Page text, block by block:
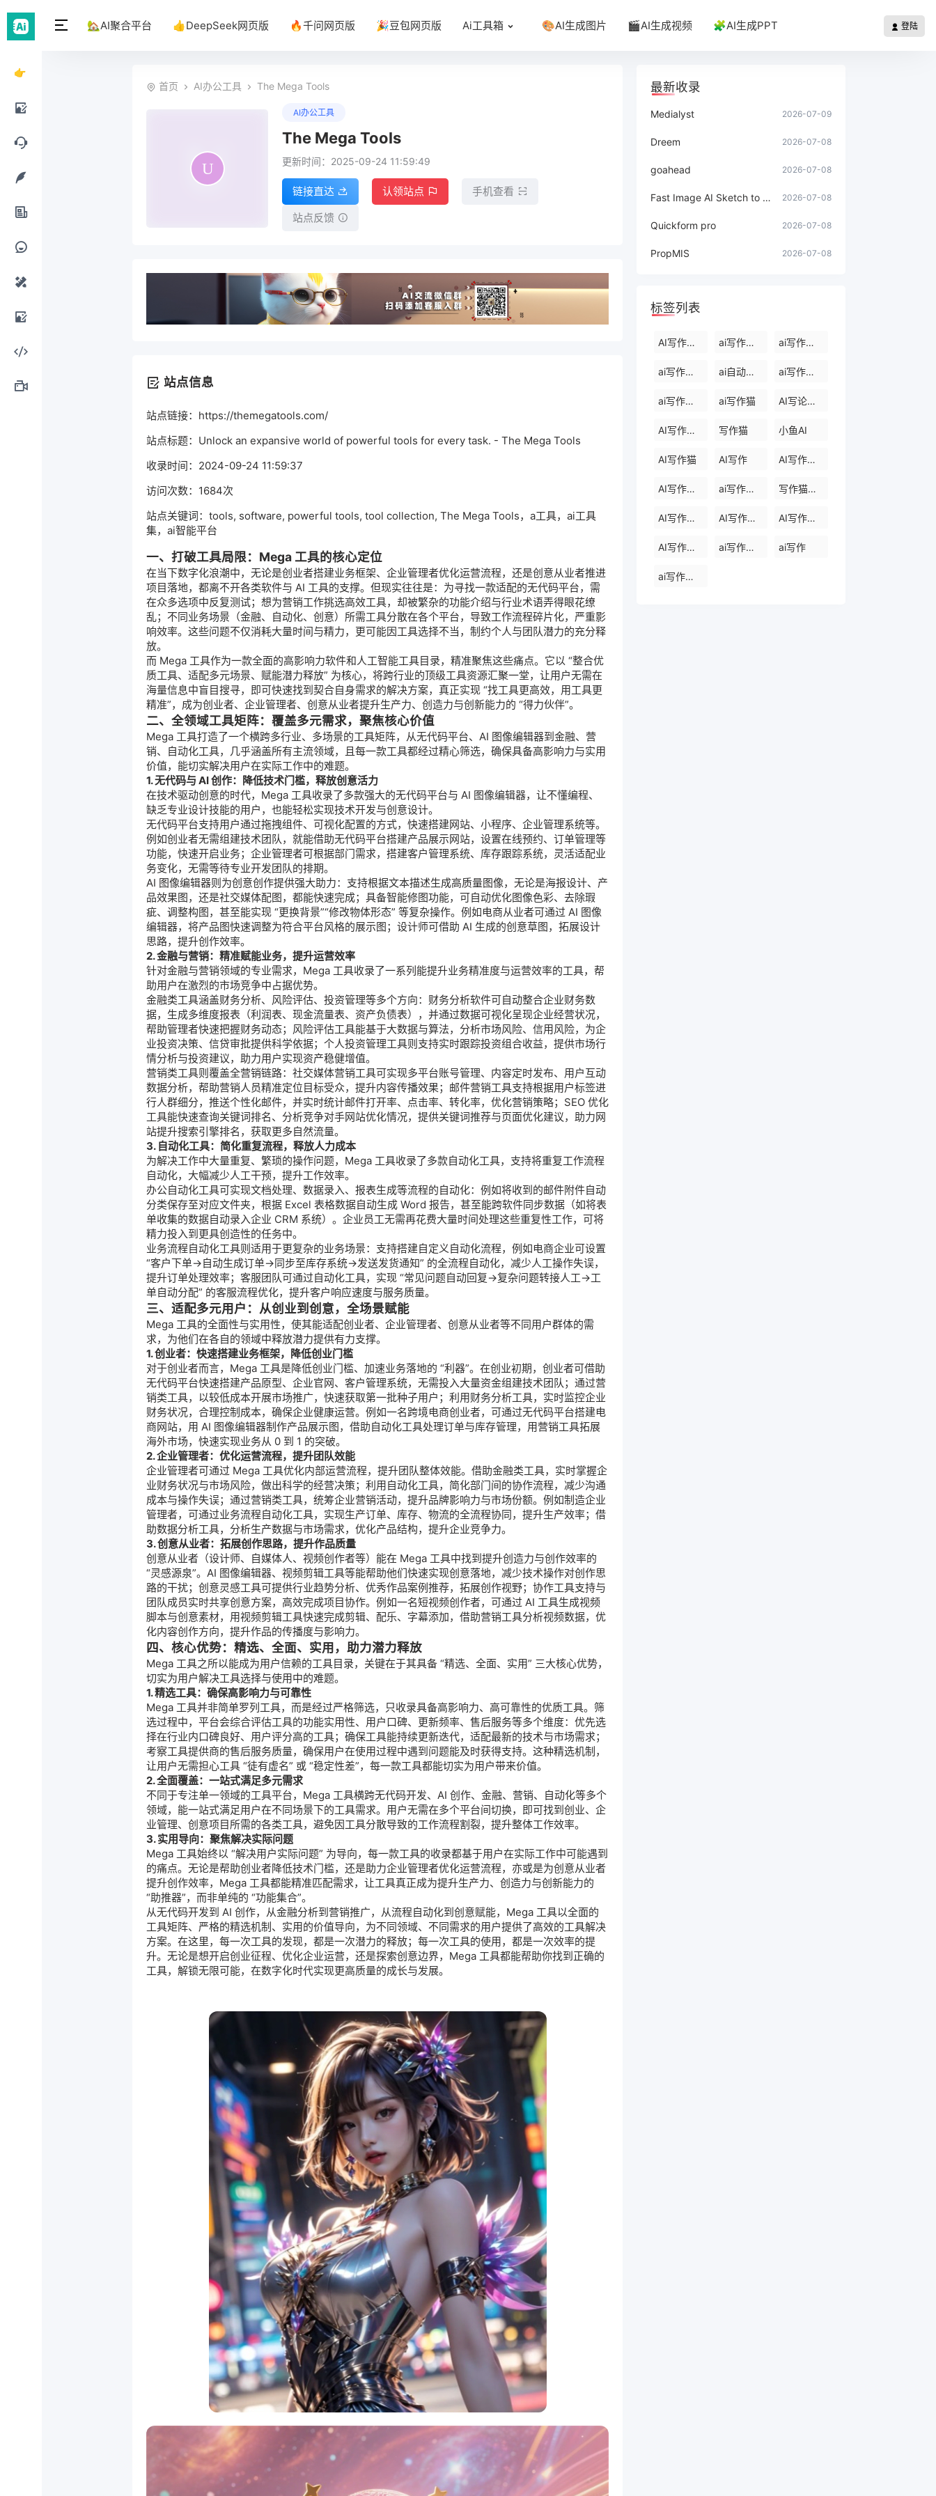
👉
DeepSeek
AI绘
AI聊
AI写
AI办
AI提
AI设
AI图
AI编
🏡AI聚合平台 👍DeepSeek网页版 🔥千问网页版 🎉豆包网页版 Ai工具箱 🎨AI生成图片 🎬AI生成视频 🧩AI生成PPT 登陆
首页 AI办公工具 The Mega Tools
AI办公工具
The Mega Tools
更新时间：2025-09-24 11:59:49
链接直达 认领站点
手机查看
站点反馈
站点信息
站点链接：https://themegatools.com/
站点标题：Unlock an expansive world of powerful tools for every task. - The Mega Tools
收录时间：2024-09-24 11:59:37
访问次数：1684次
站点关键词：tools, software, powerful tools, tool collection, The Mega Tools，a工具，ai工具
集，ai智能平台
一、打破工具局限：Mega 工具的核心定位
在当下数字化浪潮中，无论是创业者搭建业务框架、企业管理者优化运营流程，还是创意从业者推进
项目落地，都离不开各类软件与 AI 工具的支撑。但现实往往是：为寻找一款适配的无代码平台，需
在众多选项中反复测试；想为营销工作挑选高效工具，却被繁杂的功能介绍与行业术语弄得眼花缭
乱；不同业务场景（金融、自动化、创意）所需工具分散在各个平台，导致工作流程碎片化，严重影
响效率。这些问题不仅消耗大量时间与精力，更可能因工具选择不当，制约个人与团队潜力的充分释
放。
而 Mega 工具作为一款全面的高影响力软件和人工智能工具目录，精准聚焦这些痛点。它以 “整合优
质工具、适配多元场景、赋能潜力释放” 为核心，将跨行业的顶级工具资源汇聚一堂，让用户无需在
海量信息中盲目搜寻，即可快速找到契合自身需求的解决方案，真正实现 “找工具更高效，用工具更
精准”，成为创业者、企业管理者、创意从业者提升生产力、创造力与创新能力的 “得力伙伴”。
二、全领域工具矩阵：覆盖多元需求，聚焦核心价值
Mega 工具打造了一个横跨多行业、多场景的工具矩阵，从无代码平台、AI 图像编辑器到金融、营
销、自动化工具，几乎涵盖所有主流领域，且每一款工具都经过精心筛选，确保具备高影响力与实用
价值，能切实解决用户在实际工作中的难题。
1. 无代码与 AI 创作：降低技术门槛，释放创意活力
在技术驱动创意的时代，Mega 工具收录了多款强大的无代码平台与 AI 图像编辑器，让不懂编程、
缺乏专业设计技能的用户，也能轻松实现技术开发与创意设计。
无代码平台支持用户通过拖拽组件、可视化配置的方式，快速搭建网站、小程序、企业管理系统等。
例如创业者无需组建技术团队，就能借助无代码平台搭建产品展示网站，设置在线预约、订单管理等
功能，快速开启业务；企业管理者可根据部门需求，搭建客户管理系统、库存跟踪系统，灵活适配业
务变化，无需等待专业开发团队的排期。
AI 图像编辑器则为创意创作提供强大助力：支持根据文本描述生成高质量图像，无论是海报设计、产
品效果图，还是社交媒体配图，都能快速完成；具备智能修图功能，可自动优化图像色彩、去除瑕
疵、调整构图，甚至能实现 “更换背景”“修改物体形态” 等复杂操作。例如电商从业者可通过 AI 图像
编辑器，将产品图快速调整为符合平台风格的展示图；设计师可借助 AI 生成的创意草图，拓展设计
思路，提升创作效率。
2. 金融与营销：精准赋能业务，提升运营效率
针对金融与营销领域的专业需求，Mega 工具收录了一系列能提升业务精准度与运营效率的工具，帮
助用户在激烈的市场竞争中占据优势。
金融类工具涵盖财务分析、风险评估、投资管理等多个方向：财务分析软件可自动整合企业财务数
据，生成多维度报表（利润表、现金流量表、资产负债表），并通过数据可视化呈现企业经营状况，
帮助管理者快速把握财务动态；风险评估工具能基于大数据与算法，分析市场风险、信用风险，为企
业投资决策、信贷审批提供科学依据；个人投资管理工具则支持实时跟踪投资组合收益，提供市场行
情分析与投资建议，助力用户实现资产稳健增值。
营销类工具则覆盖全营销链路：社交媒体营销工具可实现多平台账号管理、内容定时发布、用户互动
数据分析，帮助营销人员精准定位目标受众，提升内容传播效果；邮件营销工具支持根据用户标签进
行人群细分，推送个性化邮件，并实时统计邮件打开率、点击率、转化率，优化营销策略；SEO 优化
工具能快速查询关键词排名、分析竞争对手网站优化情况，提供关键词推荐与页面优化建议，助力网
站提升搜索引擎排名，获取更多自然流量。
3. 自动化工具：简化重复流程，释放人力成本
为解决工作中大量重复、繁琐的操作问题，Mega 工具收录了多款自动化工具，支持将重复工作流程
自动化，大幅减少人工干预，提升工作效率。
办公自动化工具可实现文档处理、数据录入、报表生成等流程的自动化：例如将收到的邮件附件自动
分类保存至对应文件夹，根据 Excel 表格数据自动生成 Word 报告，甚至能跨软件同步数据（如将表
单收集的数据自动录入企业 CRM 系统）。企业员工无需再花费大量时间处理这些重复性工作，可将
精力投入到更具创造性的任务中。
业务流程自动化工具则适用于更复杂的业务场景：支持搭建自定义自动化流程，例如电商企业可设置
“客户下单→自动生成订单→同步至库存系统→发送发货通知” 的全流程自动化，减少人工操作失误，
提升订单处理效率；客服团队可通过自动化工具，实现 “常见问题自动回复→复杂问题转接人工→工
单自动分配” 的客服流程优化，提升客户响应速度与服务质量。
三、适配多元用户：从创业到创意，全场景赋能
Mega 工具的全面性与实用性，使其能适配创业者、企业管理者、创意从业者等不同用户群体的需
求，为他们在各自的领域中释放潜力提供有力支撑。
1. 创业者：快速搭建业务框架，降低创业门槛
对于创业者而言，Mega 工具是降低创业门槛、加速业务落地的 “利器”。在创业初期，创业者可借助
无代码平台快速搭建产品原型、企业官网、客户管理系统，无需投入大量资金组建技术团队；通过营
销类工具，以较低成本开展市场推广，快速获取第一批种子用户；利用财务分析工具，实时监控企业
财务状况，合理控制成本，确保企业健康运营。例如一名跨境电商创业者，可通过无代码平台搭建电
商网站，用 AI 图像编辑器制作产品展示图，借助自动化工具处理订单与库存管理，用营销工具拓展
海外市场，快速实现业务从 0 到 1 的突破。
2. 企业管理者：优化运营流程，提升团队效能
企业管理者可通过 Mega 工具优化内部运营流程，提升团队整体效能。借助金融类工具，实时掌握企
业财务状况与市场风险，做出科学的经营决策；利用自动化工具，简化部门间的协作流程，减少沟通
成本与操作失误；通过营销类工具，统筹企业营销活动，提升品牌影响力与市场份额。例如制造企业
管理者，可通过业务流程自动化工具，实现生产订单、库存、物流的全流程协同，提升生产效率；借
助数据分析工具，分析生产数据与市场需求，优化产品结构，提升企业竞争力。
3. 创意从业者：拓展创作思路，提升作品质量
创意从业者（设计师、自媒体人、视频创作者等）能在 Mega 工具中找到提升创造力与创作效率的
“灵感源泉”。AI 图像编辑器、视频剪辑工具等能帮助他们快速实现创意落地，减少技术操作对创作思
路的干扰；创意灵感工具可提供行业趋势分析、优秀作品案例推荐，拓展创作视野；协作工具支持与
团队成员实时共享创意方案，高效完成项目协作。例如一名短视频创作者，可通过 AI 工具生成视频
脚本与创意素材，用视频剪辑工具快速完成剪辑、配乐、字幕添加，借助营销工具分析视频数据，优
化内容创作方向，提升作品的传播度与影响力。
四、核心优势：精选、全面、实用，助力潜力释放
Mega 工具之所以能成为用户信赖的工具目录，关键在于其具备 “精选、全面、实用” 三大核心优势，
切实为用户解决工具选择与使用中的难题。
1. 精选工具：确保高影响力与可靠性
Mega 工具并非简单罗列工具，而是经过严格筛选，只收录具备高影响力、高可靠性的优质工具。筛
选过程中，平台会综合评估工具的功能实用性、用户口碑、更新频率、售后服务等多个维度：优先选
择在行业内口碑良好、用户评分高的工具；确保工具能持续更新迭代，适配最新的技术与市场需求；
考察工具提供商的售后服务质量，确保用户在使用过程中遇到问题能及时获得支持。这种精选机制，
让用户无需担心工具 “徒有虚名” 或 “稳定性差”，每一款工具都能切实为用户带来价值。
2. 全面覆盖：一站式满足多元需求
不同于专注单一领域的工具平台，Mega 工具横跨无代码开发、AI 创作、金融、营销、自动化等多个
领域，能一站式满足用户在不同场景下的工具需求。用户无需在多个平台间切换，即可找到创业、企
业管理、创意项目所需的各类工具，避免因工具分散导致的工作流程割裂，提升整体工作效率。
3. 实用导向：聚焦解决实际问题
Mega 工具始终以 “解决用户实际问题” 为导向，每一款工具的收录都基于用户在实际工作中可能遇到
的痛点。无论是帮助创业者降低技术门槛，还是助力企业管理者优化运营流程，亦或是为创意从业者
提升创作效率，Mega 工具都能精准匹配需求，让工具真正成为提升生产力、创造力与创新能力的
“助推器”，而非单纯的 “功能集合”。
从无代码开发到 AI 创作，从金融分析到营销推广，从流程自动化到创意赋能，Mega 工具以全面的
工具矩阵、严格的精选机制、实用的价值导向，为不同领域、不同需求的用户提供了高效的工具解决
方案。在这里，每一次工具的发现，都是一次潜力的释放；每一次工具的使用，都是一次效率的提
升。无论是想开启创业征程、优化企业运营，还是探索创意边界，Mega 工具都能帮助你找到正确的
工具，解锁无限可能，在数字化时代实现更高质量的成长与发展。
最新收录
Medialyst 2026-07-09
Dreem 2026-07-08
goahead 2026-07-08
Fast Image AI Sketch to Image 2026-07-08
Quickform pro 2026-07-08
PropMIS 2026-07-08
标签列表
AI写作生成器 ai写作软件下载 ai写作免费软件
ai写作软件永久免费版 ai自动写作软件 ai写作生成器
ai写作免费 ai写作猫 AI写论文生成器
AI写作助手 写作猫 小鱼AI
AI写作猫 AI写作 AI写作生成器
AI写作助手 ai写作助手会员 写作猫官网
AI写作助手官网 AI写作助手免费版 AI写作助手那些
AI写作助手原创 ai写作助手网页版 ai写作
ai写作官网